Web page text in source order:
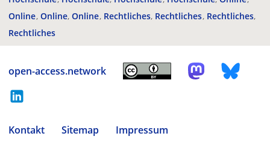
Online Online Online Rechtliches Rechtliches Rechtliches
Rechtliches
open-access.network
Kontakt Sitemap
Impressum